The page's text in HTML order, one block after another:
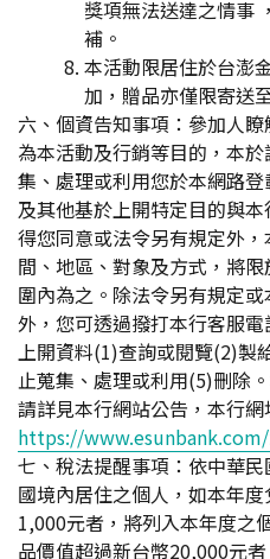
獎項無法送達之情事
補。
本活動限居住於台澎
加，贈品亦僅限寄送
六、個資告知事項：參加人
為本活動及行銷等目的，本
集、處理或利用您於本網路
及其他基於上開特定目的與
得您同意或法令另有規定外
間、地區、對象及方式，將
圍內為之。除法令另有規定
外，您可透過撥打本行客服
上開資料(1)查詢或閱覽(2)製
止蒐集、處理或利用(5)刪除
請詳見本行網站公告，本行網
https://
七、稅法提醒事項：依中華
國境內居住之個人，如本年
1,000元者，將列入本年度之
品價值超過新台幣20,000元